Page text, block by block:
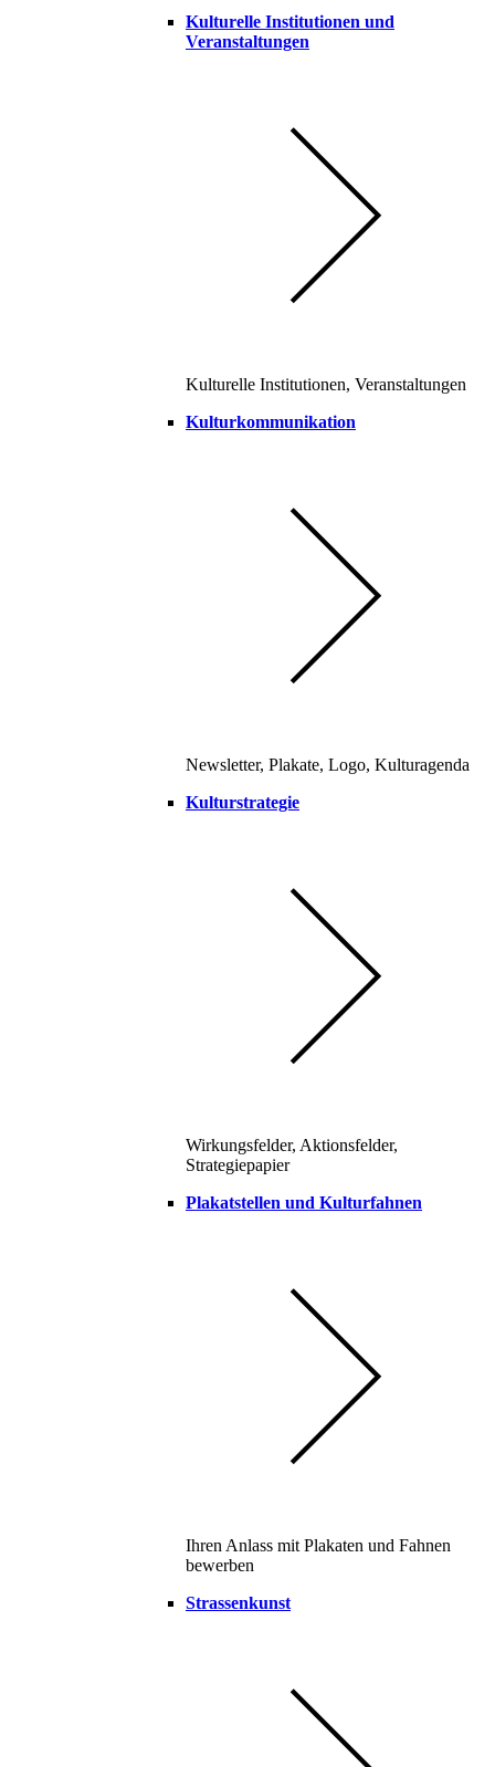
Kulturelle Institutionen und
Veranstaltungen
Kulturelle Institutionen, Veranstaltungen
Kulturkommunikation
Newsletter, Plakate, Logo, Kulturagenda
Kulturstrategie
Wirkungsfelder, Aktionsfelder,
Strategiepapier
Plakatstellen und Kulturfahnen
Ihren Anlass mit Plakaten und Fahnen
bewerben
Strassenkunst